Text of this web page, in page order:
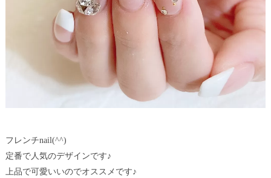
フレンチnail(^^)
定番で人気のデザインです♪
上品で可愛いいのでオススメです♪